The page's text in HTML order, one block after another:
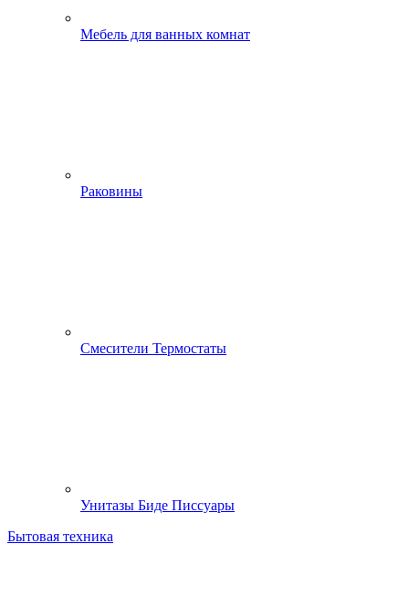
Мебель для ванных комнат
Раковины
Смесители Термостаты
Унитазы Биде Писсуары
Бытовая техника